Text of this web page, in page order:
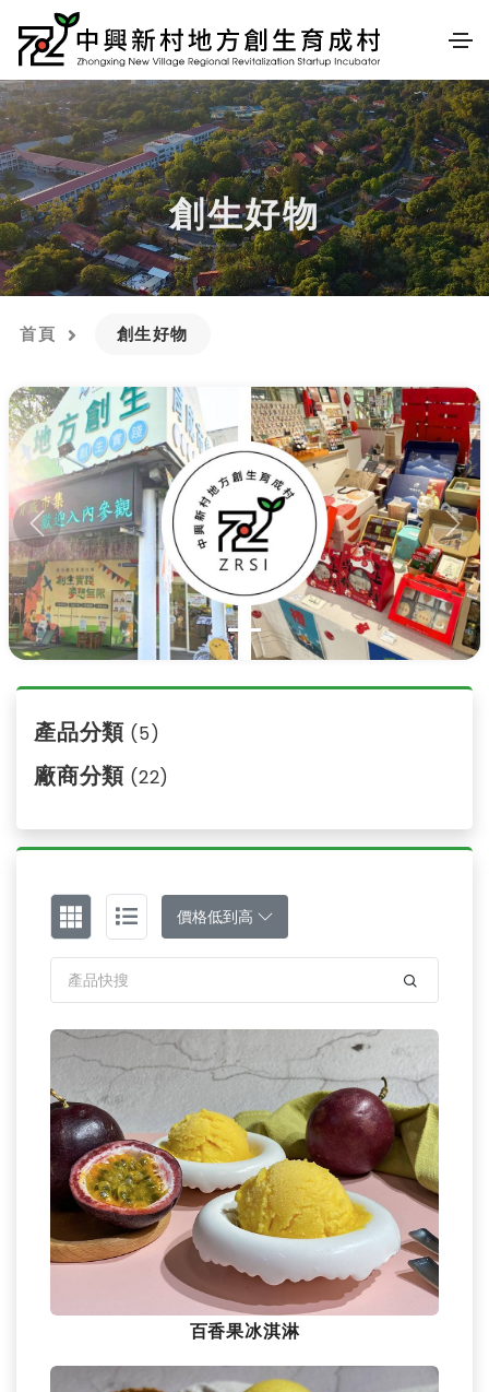
創生好物
首頁 創生好物
Previous Next
產品分類 (5)
廠商分類 (22)
價格低到高
百香果冰淇淋